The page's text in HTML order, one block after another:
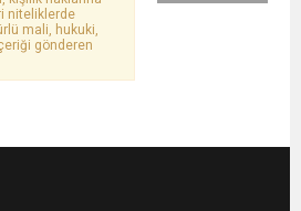
niteliklerde
mali, hukuki,
gönderen